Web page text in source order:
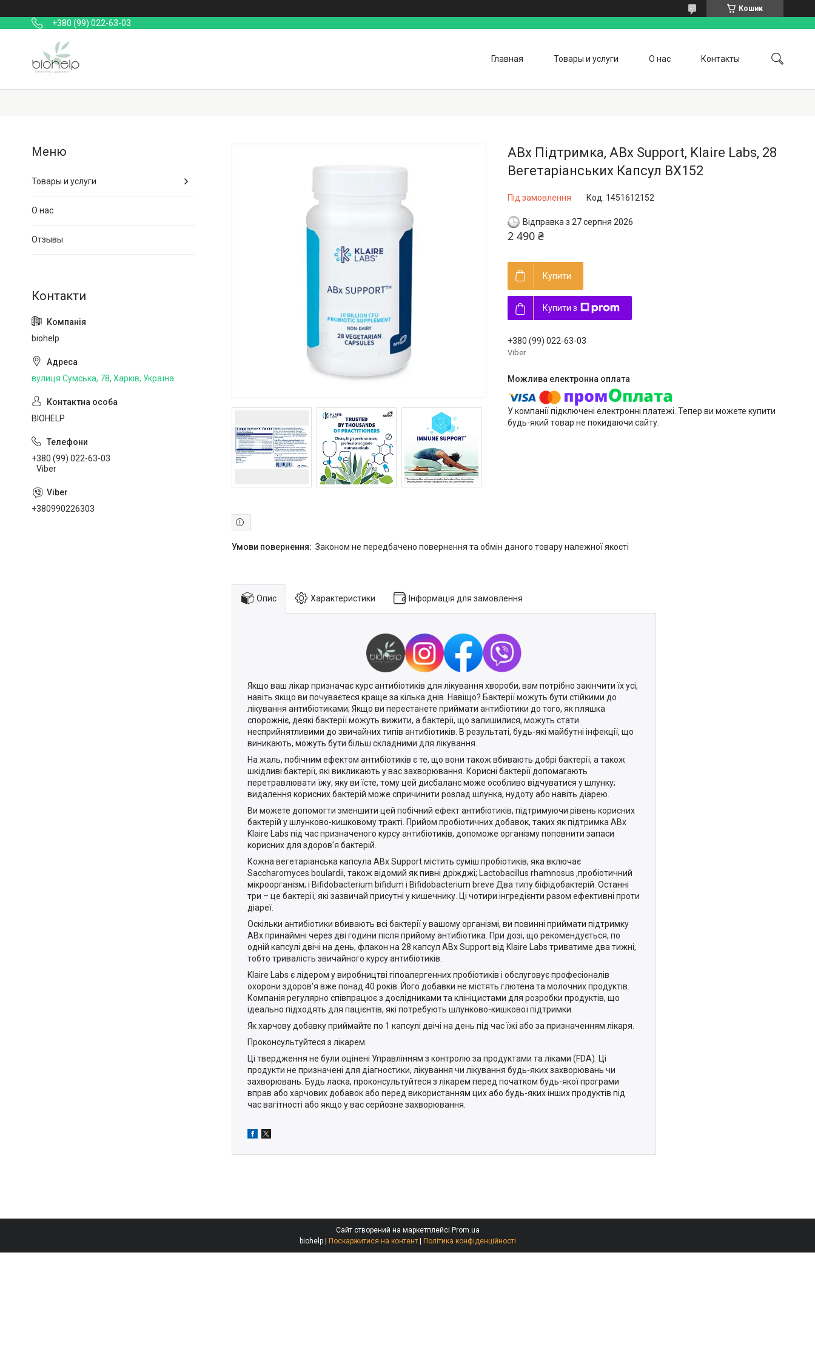
Кошик
+380 (99) 022-63-03
Главная Товары и услуги О нас Контакты
ABx Підтримка, ABx Support, Klaire Labs, 28
Вегетаріанських Капсул BX152
Під замовлення Код: 1451612152
Відправка з 27 серпня 2026
2 490 ₴
Купити
Купити з
+380 (99) 022-63-03
Viber
У компанії підключені електронні платежі. Тепер ви можете купити
будь-який товар не покидаючи сайту.
Законом не передбачено повернення та обмін даного товару належної якості
Опис Характеристики Інформація для замовлення
Якщо ваш лікар призначає курс антибіотиків для лікування хвороби, вам потрібно закінчити їх усі,
навіть якщо ви почуваєтеся краще за кілька днів. Навіщо? Бактерії можуть бути стійкими до
лікування антибіотиками; Якщо ви перестанете приймати антибіотики до того, як пляшка
спорожніє, деякі бактерії можуть вижити, а бактерії, що залишилися, можуть стати
несприйнятливими до звичайних типів антибіотиків. В результаті, будь-які майбутні інфекції, що
виникають, можуть бути більш складними для лікування.
На жаль, побічним ефектом антибіотиків є те, що вони також вбивають добрі бактерії, а також
шкідливі бактерії, які викликають у вас захворювання. Корисні бактерії допомагають
перетравлювати їжу, яку ви їсте, тому цей дисбаланс може особливо відчуватися у шлунку;
видалення корисних бактерій може спричинити розлад шлунка, нудоту або навіть діарею.
Ви можете допомогти зменшити цей побічний ефект антибіотиків, підтримуючи рівень корисних
бактерій у шлунково-кишковому тракті. Прийом пробіотичних добавок, таких як підтримка ABx
Klaire Labs під час призначеного курсу антибіотиків, допоможе організму поповнити запаси
корисних для здоров'я бактерій.
Кожна вегетаріанська капсула ABx Support містить суміш пробіотиків, яка включає
Saccharomyces boulardii, також відомий як пивні дріжджі; Lactobacillus rhamnosus ‚пробіотичний
мікроорганізм; і Bifidobacterium bifidum і Bifidobacterium breve Два типу біфідобактерій. Останні
три – це бактерії, які зазвичай присутні у кишечнику. Ці чотири інгредієнти разом ефективні проти
діареї.
Оскільки антибіотики вбивають всі бактерії у вашому організмі, ви повинні приймати підтримку
ABx принаймні через дві години після прийому антибіотика. При дозі, що рекомендується, по
одній капсулі двічі на день, флакон на 28 капсул ABx ​​Support від Klaire Labs триватиме два тижні,
тобто тривалість звичайного курсу антибіотиків.
Klaire Labs є лідером у виробництві гіпоалергенних пробіотиків і обслуговує професіоналів
охорони здоров'я вже понад 40 років. Його добавки не містять глютена та молочних продуктів.
Компанія регулярно співпрацює з дослідниками та клініцистами для розробки продуктів, що
ідеально підходять для пацієнтів, які потребують шлунково-кишкової підтримки.
Як харчову добавку приймайте по 1 капсулі двічі на день під час їжі або за призначенням лікаря.
Проконсультуйтеся з лікарем.
Ці твердження не були оцінені Управлінням з контролю за продуктами та ліками (FDA). Ці
продукти не призначені для діагностики, лікування чи лікування будь-яких захворювань чи
захворювань. Будь ласка, проконсультуйтеся з лікарем перед початком будь-якої програми
вправ або харчових добавок або перед використанням цих або будь-яких інших продуктів під
час вагітності або якщо у вас серйозне захворювання.
Товары и услуги
О нас
Отзывы
biohelp
вулиця Сумська, 78, Харків, Україна
BIOHELP
+380 (99) 022-63-03
Viber
+380990226303
Сайт створений на маркетплейсі Prom.ua
biohelp | Поскаржитися на контент | Політика конфіденційності